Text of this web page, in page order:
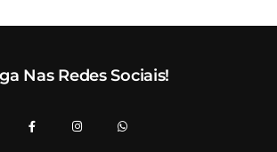
Nas Redes Sociais!